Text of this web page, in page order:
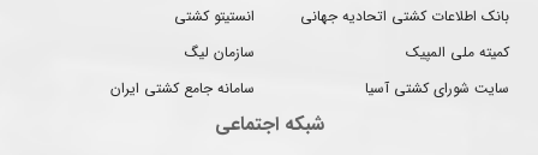
بانک اطلاعات کشتی اتحادیه جهانی
کمیته ملی المپیک
سایت شورای کشتی آسیا
انستیتو کشتی
سازمان لیگ
سامانه جامع کشتی ایران
شبکه اجتماعی